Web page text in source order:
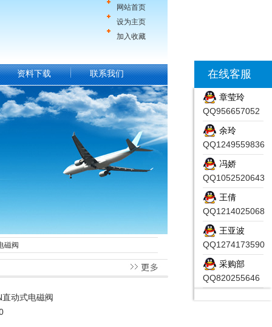
网站首页
设为主页
加入收藏
在线客服
章莹玲
QQ956657052
余玲
QQ1249559836
冯娇
QQ1052520643
王倩
QQ1214025068
王亚波
QQ1274173590
采购部
QQ820255646
资料下载 联系我们
磁阀
动式电磁阀